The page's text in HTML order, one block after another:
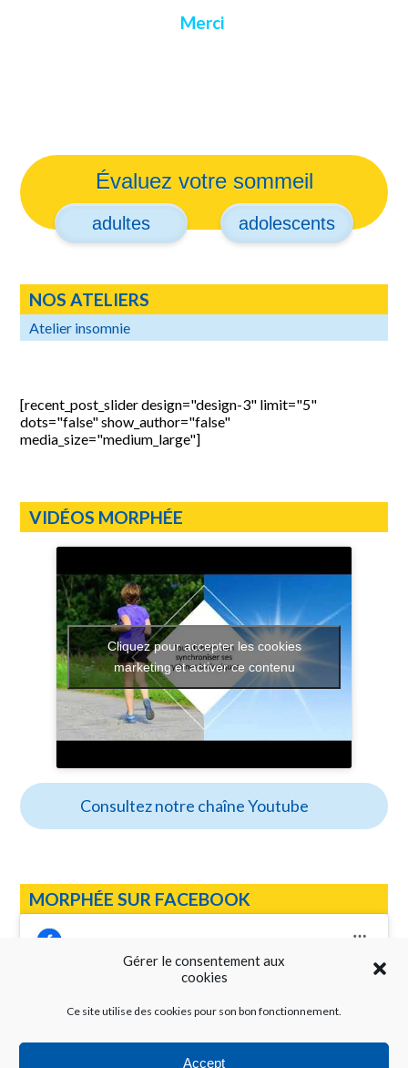
Gérer le consentement aux
cookies
Ce site utilise des cookies pour son bon fonctionnement.
Accept
Merci
Évaluez votre sommeil
adultes adolescents
NOS ATELIERS
Atelier insomnie
[recent_post_slider design="design-3" limit="5"
dots="false" show_author="false"
media_size="medium_large"]
VIDÉOS MORPHÉE
Cliquez pour accepter les cookies
marketing et activer ce contenu
Consultez notre chaîne Youtube
MORPHÉE SUR FACEBOOK
Réseau Morphée
marketing et activer ce contenu